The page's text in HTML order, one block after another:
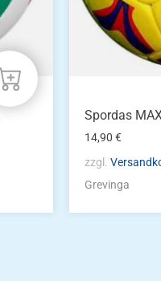
Spordas
14,90€
zzgl.
Grevinga